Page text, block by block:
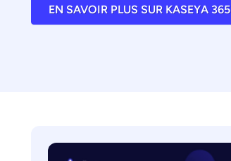
EN SAVOIR PLUS SUR KASEYA 365